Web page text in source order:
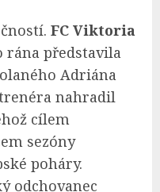
FC Viktoria
rána představila
Adriána
nahradil
cílem
sezóny
poháry.
odchovanec